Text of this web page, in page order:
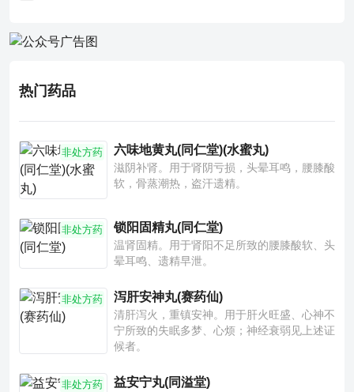
热门药品
非处方药 六味地黄丸(同仁堂)(水蜜丸)
滋阴补肾。用于肾阴亏损，头晕耳鸣，腰膝酸
软，骨蒸潮热，盗汗遗精。
非处方药 锁阳固精丸(同仁堂)
温肾固精。用于肾阳不足所致的腰膝酸软、头
晕耳鸣、遗精早泄。
非处方药 泻肝安神丸(赛药仙)
清肝泻火，重镇安神。用于肝火旺盛、心神不
宁所致的失眠多梦、心烦；神经衰弱见上述证
候者。
非处方药 益安宁丸(同溢堂)